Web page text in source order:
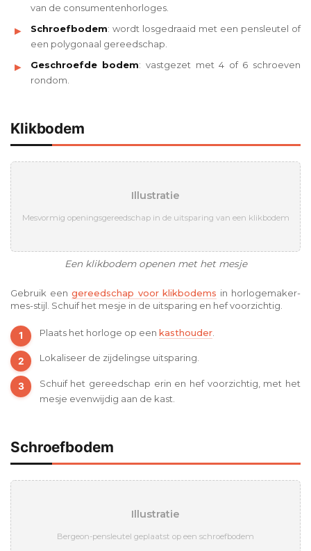
van de consumentenhorloges.
Schroefbodem: wordt losgedraaid met een pensleutel of
een polygonaal gereedschap.
Geschroefde bodem: vastgezet met 4 of 6 schroeven
rondom.
Klikbodem
Illustratie
Mesvormig openingsgereedschap in de uitsparing van een klikbodem
Een klikbodem openen met het mesje
Gebruik een gereedschap voor klikbodems in horlogemaker-
mes-stijl. Schuif het mesje in de uitsparing en hef voorzichtig.
Plaats het horloge op een kasthouder.
Lokaliseer de zijdelingse uitsparing.
Schuif het gereedschap erin en hef voorzichtig, met het
mesje evenwijdig aan de kast.
Schroefbodem
Illustratie
Bergeon-pensleutel geplaatst op een schroefbodem